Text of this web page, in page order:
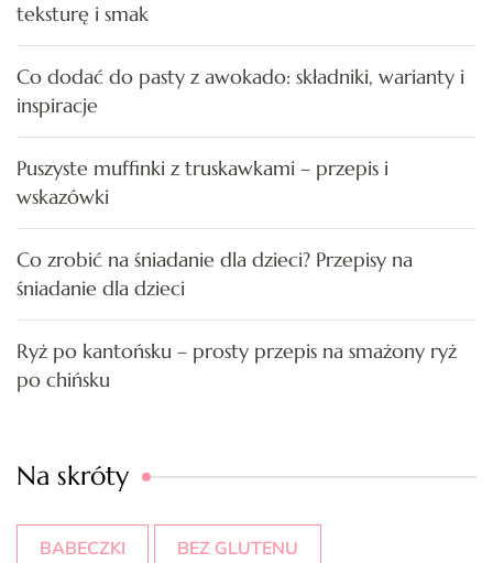
teksturę i smak
Co dodać do pasty z awokado: składniki, warianty i
inspiracje
Puszyste muffinki z truskawkami – przepis i
wskazówki
Co zrobić na śniadanie dla dzieci? Przepisy na
śniadanie dla dzieci
Ryż po kantońsku – prosty przepis na smażony ryż
po chińsku
Na skróty
BABECZKI BEZ GLUTENU